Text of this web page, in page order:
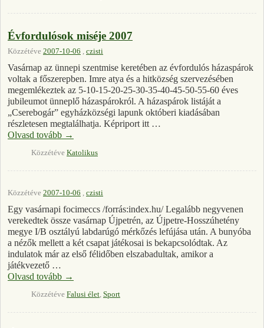
Évfordulósok miséje 2007
Közzétéve 2007-10-06 , czisti
Vasárnap az ünnepi szentmise keretében az évfordulós házaspárok
voltak a főszerepben. Imre atya és a hitközség szervezésében
megemlékeztek az 5-10-15-20-25-30-35-40-45-50-55-60 éves
jubileumot ünneplő házaspárokról. A házaspárok listáját a
„Cserebogár” egyházközségi lapunk októberi kiadásában
részletesen megtalálhatja. Képriport itt …
Olvasd tovább →
Közzétéve Katolikus
Közzétéve 2007-10-06 czisti
Egy vasárnapi focimeccs /forrás:index.hu/ Legalább negyvenen
verekedtek össze vasárnap Újpetrén, az Újpetre-Hosszúhetény
megye I/B osztályú labdarúgó mérkőzés lefújása után. A bunyóba
a nézők mellett a két csapat játékosai is bekapcsolódtak. Az
indulatok már az első félidőben elszabadultak, amikor a
játékvezető …
Olvasd tovább →
Közzétéve Falusi élet Sport